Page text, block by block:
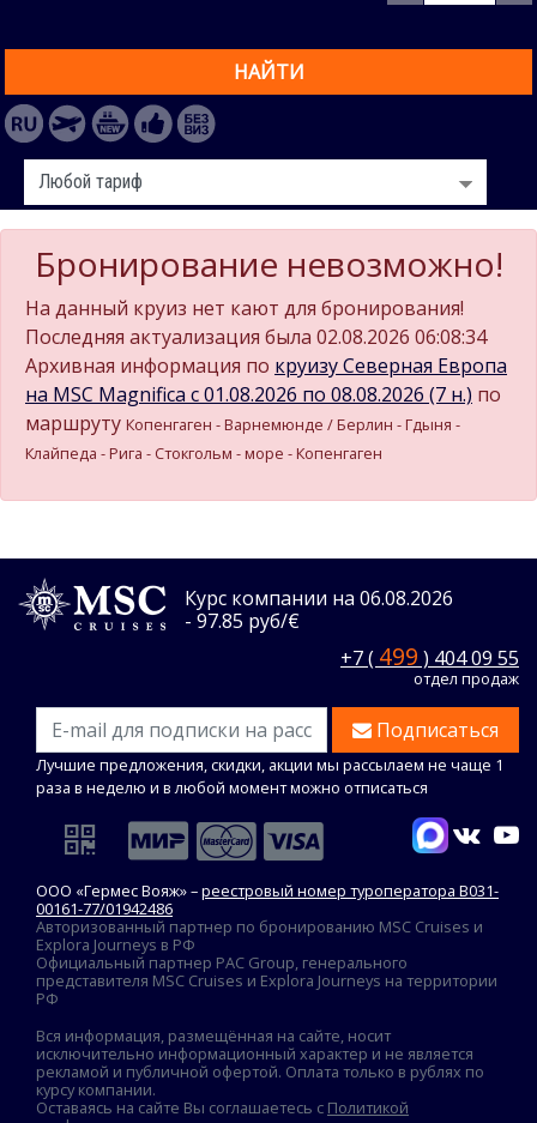
НАЙТИ
Бронирование невозможно!
На данный круиз нет кают для бронирования!
Последняя актуализация была 02.08.2026 06:08:34
Архивная информация по круизу Северная Европа
на MSC Magnifica c 01.08.2026 по 08.08.2026 (7 н.) по
маршруту Копенгаген - Варнемюнде / Берлин - Гдыня -
Клайпеда - Рига - Стокгольм - море - Копенгаген
Курс компании на 06.08.2026
- 97.85 руб/€
+7 ( 499 ) 404 09 55
отдел продаж
Подписаться
Лучшие предложения, скидки, акции мы рассылаем не чаще 1
раза в неделю и в любой момент можно отписаться
ООО «Гермес Вояж» –реестровый номер туроператора В031-
00161-77/01942486
Авторизованный партнер по бронированию MSC Cruises и
Explora Journeys в РФ
Официальный партнер PAC Group, генерального
представителя MSC Cruises и Explora Journeys на территории
РФ
Вся информация, размещённая на сайте, носит
исключительно информационный характер и не является
рекламой и публичной офертой. Оплата только в рублях по
курсу компании.
Оставаясь на сайте Вы соглашаетесь с Политикой